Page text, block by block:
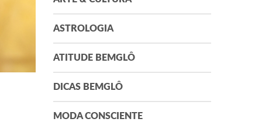
ASTROLOGIA
ATITUDE BEMGLÔ
DICAS BEMGLÔ
MODA CONSCIENTE